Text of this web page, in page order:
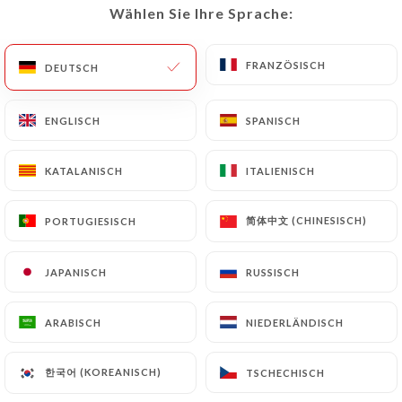
Wählen Sie Ihre Sprache:
DEUTSCH FRANZÖSISCH
ENGLISCH SPANISCH
KATALANISCH ITALIENISCH
PORTUGIESISCH 简体中文 (CHINESISCH)
JAPANISCH RUSSISCH
ARABISCH NIEDERLÄNDISCH
한국어 (KOREANISCH) TSCHECHISCH
START
Wählen Sie Ihre Sprache:
DEUTSCH FRANZÖSISCH
ENGLISCH SPANISCH
KATALANISCH ITALIENISCH
PORTUGIESISCH 简体中文 (CHINESISCH)
JAPANISCH RUSSISCH
ARABISCH NIEDERLÄNDISCH
한국어 (KOREANISCH) TSCHECHISCH